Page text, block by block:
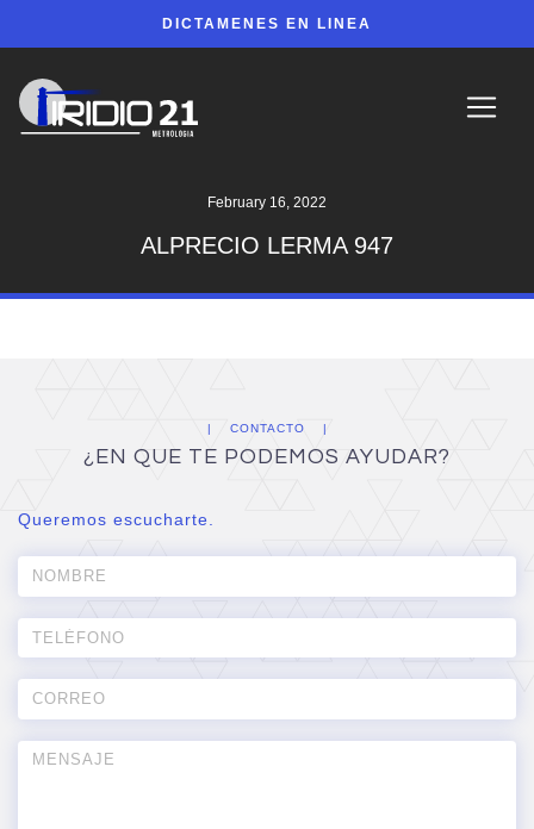
DICTAMENES EN LINEA
February 16, 2022
ALPRECIO LERMA 947
CONTACTO
¿EN QUE TE PODEMOS AYUDAR?
Queremos escucharte.